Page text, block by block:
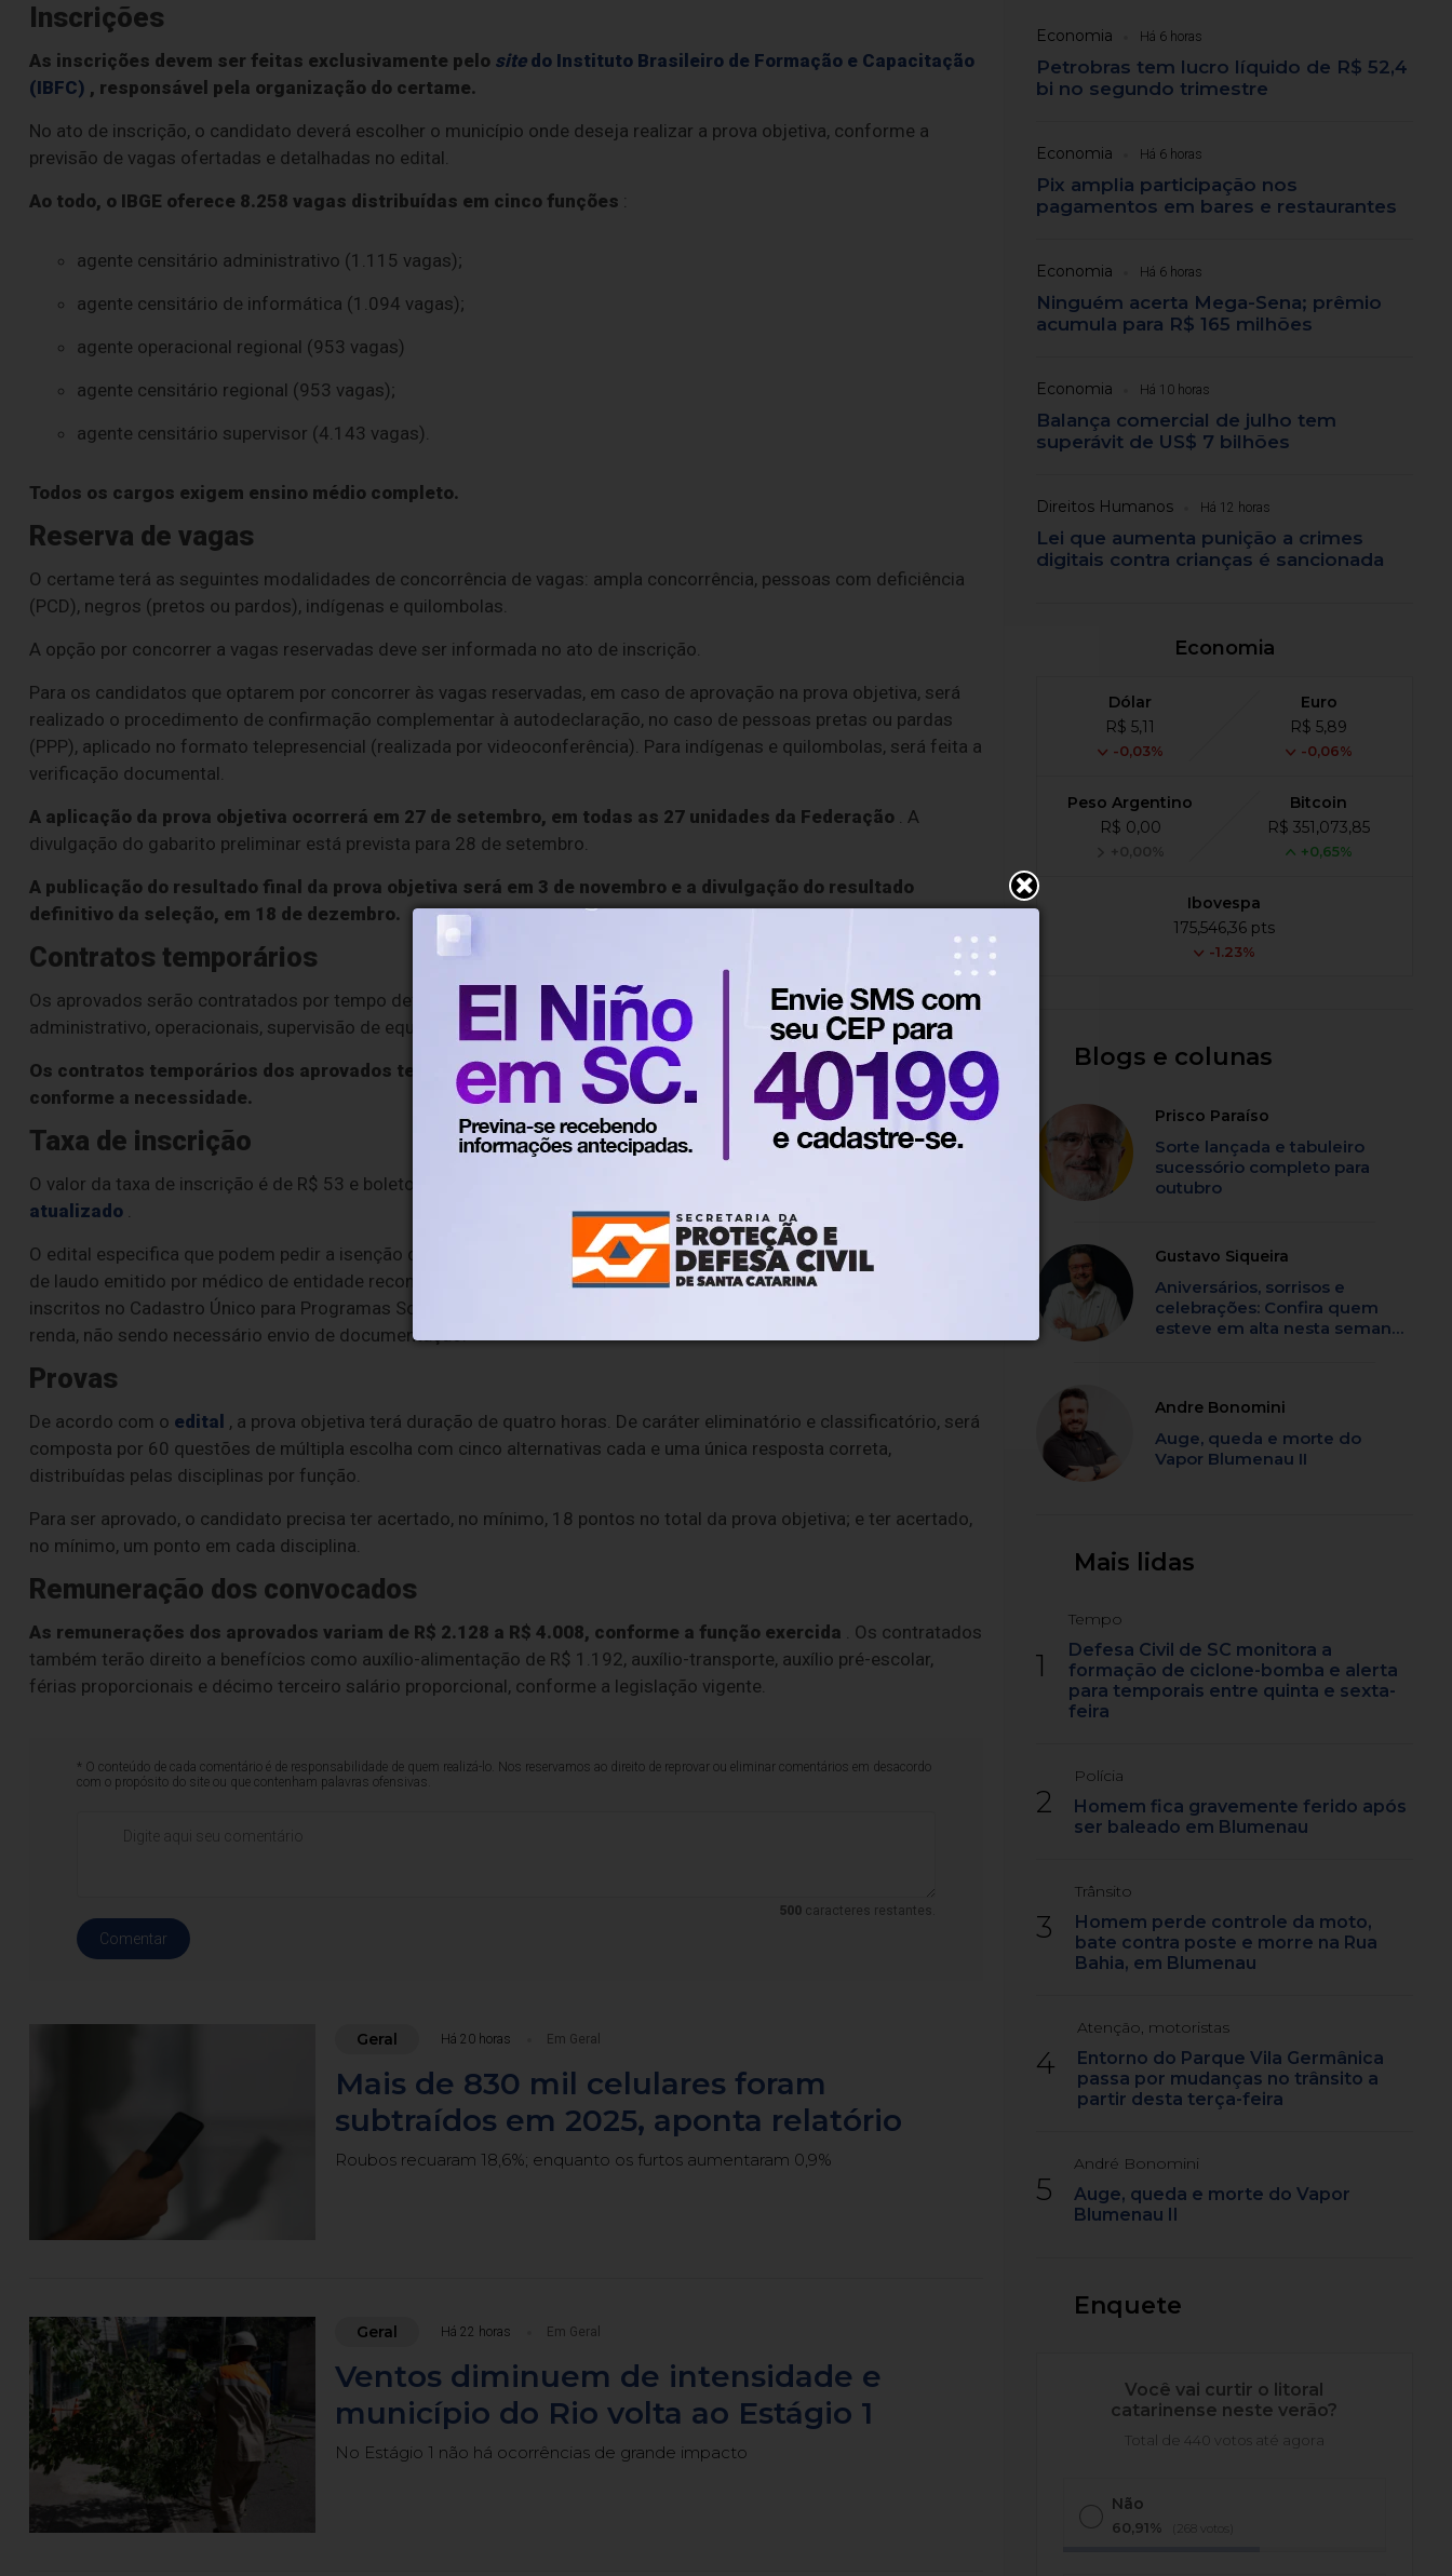
Inscrições
As inscrições devem ser feitas exclusivamente pelo sitedo Instituto Brasileiro de Formação e Capacitação
(IBFC) , responsável pela organização do certame.
No ato de inscrição, o candidato deverá escolher o município onde deseja realizar a prova objetiva, conforme a
previsão de vagas ofertadas e detalhadas no edital.
Ao todo, o IBGE oferece 8.258 vagas distribuídas em cinco funções :
agente censitário administrativo (1.115 vagas);
agente censitário de informática (1.094 vagas);
agente operacional regional (953 vagas)
agente censitário regional (953 vagas);
agente censitário supervisor (4.143 vagas).
Todos os cargos exigem ensino médio completo.
Reserva de vagas
O certame terá as seguintes modalidades de concorrência de vagas: ampla concorrência, pessoas com deficiência
(PCD), negros (pretos ou pardos), indígenas e quilombolas.
A opção por concorrer a vagas reservadas deve ser informada no ato de inscrição.
Para os candidatos que optarem por concorrer às vagas reservadas, em caso de aprovação na prova objetiva, será
realizado o procedimento de confirmação complementar à autodeclaração, no caso de pessoas pretas ou pardas
(PPP), aplicado no formato telepresencial (realizada por videoconferência). Para indígenas e quilombolas, será feita a
verificação documental.
A aplicação da prova objetiva ocorrerá em 27 de setembro, em todas as 27 unidades da Federação . A
divulgação do gabarito preliminar está prevista para 28 de setembro.
A publicação do resultado final da prova objetiva será em 3 de novembro e a divulgação do resultado
definitivo da seleção, em 18 de dezembro.
Contratos temporários
Os aprovados serão contratados por tempo determinado para atuar na coleta de informações, atividades de suporte
administrativo, operacionais, supervisão de equipes e apoio tecnológico das operações censitárias.
Os contratos temporários dos aprovados terão duração de até 12 meses, podendo ser prorrogados
conforme a necessidade.
Taxa de inscrição
O valor da taxa de inscrição é de R$ 53 e boleto deve ser pago até esta quinta-feira (9), conforme
atualizado .
O edital especifica que podem pedir a isenção da taxa de inscrição os doadores de medula óssea com atestado ou
de laudo emitido por médico de entidade reconhecida pelo Ministério da Saúde, que comprove a doação; e os
inscritos no Cadastro Único para Programas Sociais do governo federal (CadÚnico) e membro de família de baixa
renda, não sendo necessário envio de documentação.
Provas
De acordo com o edital , a prova objetiva terá duração de quatro horas. De caráter eliminatório e classificatório, será
composta por 60 questões de múltipla escolha com cinco alternativas cada e uma única resposta correta,
distribuídas pelas disciplinas por função.
Para ser aprovado, o candidato precisa ter acertado, no mínimo, 18 pontos no total da prova objetiva; e ter acertado,
no mínimo, um ponto em cada disciplina.
Remuneração dos convocados
As remunerações dos aprovados variam de R$ 2.128 a R$ 4.008, conforme a função exercida . Os contratados
também terão direito a benefícios como auxílio-alimentação de R$ 1.192, auxílio-transporte, auxílio pré-escolar,
férias proporcionais e décimo terceiro salário proporcional, conforme a legislação vigente.
* O conteúdo de cada comentário é de responsabilidade de quem realizá-lo. Nos reservamos ao direito de reprovar ou eliminar comentários em desacordo
com o propósito do site ou que contenham palavras ofensivas.
500caracteres restantes.
Comentar
Geral Há 20 horas Em Geral
Mais de 830 mil celulares foram
subtraídos em 2025, aponta relatório
Roubos recuaram 18,6%; enquanto os furtos aumentaram 0,9%
Geral Há 22 horas Em Geral
Ventos diminuem de intensidade e
município do Rio volta ao Estágio 1
No Estágio 1 não há ocorrências de grande impacto
Economia Há 6 horas
Petrobras tem lucro líquido de R$ 52,4
bi no segundo trimestre
Economia Há 6 horas
Pix amplia participação nos
pagamentos em bares e restaurantes
Economia Há 6 horas
Ninguém acerta Mega-Sena; prêmio
acumula para R$ 165 milhões
Economia Há 10 horas
Balança comercial de julho tem
superávit de US$ 7 bilhões
Direitos Humanos Há 12 horas
Lei que aumenta punição a crimes
digitais contra crianças é sancionada
Economia
Dólar
R$ 5,11
-0,03%
Euro
R$ 5,89
-0,06%
Peso Argentino
R$ 0,00
+0,00%
Bitcoin
R$ 351,073,85
+0,65%
Ibovespa
175,546,36 pts
-1.23%
Blogs e colunas
Prisco Paraíso
Sorte lançada e tabuleiro
sucessório completo para
outubro
Gustavo Siqueira
Aniversários, sorrisos e
celebrações: Confira quem
esteve em alta nesta semana
Andre Bonomini
Auge, queda e morte do
Vapor Blumenau II
Mais lidas
1
Tempo
Defesa Civil de SC monitora a
formação de ciclone-bomba e alerta
para temporais entre quinta e sexta-
feira
2
Polícia
Homem fica gravemente ferido após
ser baleado em Blumenau
3
Trânsito
Homem perde controle da moto,
bate contra poste e morre na Rua
Bahia, em Blumenau
4
Atenção, motoristas
Entorno do Parque Vila Germânica
passa por mudanças no trânsito a
partir desta terça-feira
5
André Bonomini
Auge, queda e morte do Vapor
Blumenau II
Enquete
Você vai curtir o litoral
catarinense neste verão?
Total de 440 votos até agora
Não
60,91% (268 votos)